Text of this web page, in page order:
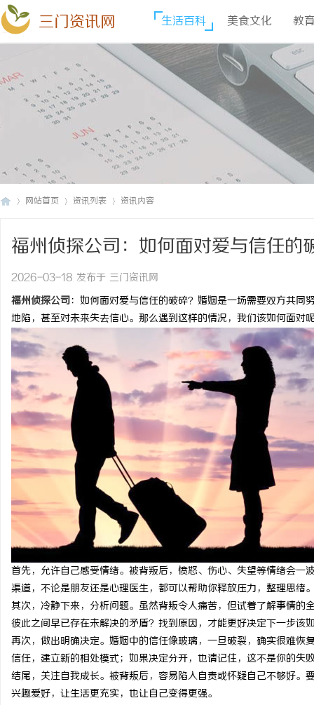
三门资讯网 生活百科 美食文化 教
网站首页 资讯列表 资讯内容
福州侦探公司：如何面对爱与信任的
2026-03-18 发布于 三门资讯网
福州侦探公司：如何面对爱与信任的破碎？婚姻是一场需要双方共同
地陷，甚至对未来失去信心。那么遇到这样的情况，我们该如何面对
首先，允许自己感受情绪。被背叛后，愤怒、伤心、失望等情绪会
渠道，不论是朋友还是心理医生，都可以帮助你释放压力，整理思绪
其次，冷静下来，分析问题。虽然背叛令人痛苦，但试着了解事情
彼此之间早已存在未解决的矛盾？找到原因，才能更好决定下一步该
再次，做出明确决定。婚姻中的信任像玻璃，一旦破裂，确实很难
信任，建立新的相处模式；如果决定分开，也请记住，这不是你的失
结尾，关注自我成长。被背叛后，容易陷入自责或怀疑自己不够好
兴趣爱好，让生活更充实，也让自己变得更强。
汉配眼镜 上海配眼镜 激光焊接系列：高效、
方案